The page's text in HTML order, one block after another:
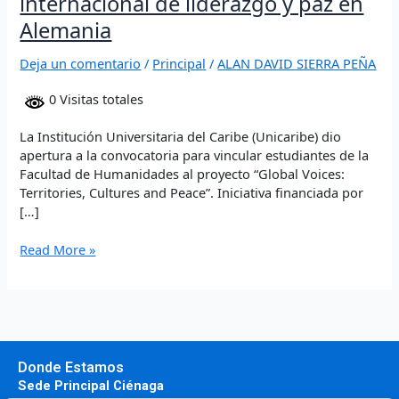
Alemania
Deja un comentario / Principal /ALAN DAVID SIERRA PEÑA
0 Visitas totales
La Institución Universitaria del Caribe (Unicaribe) dio
apertura a la convocatoria para vincular estudiantes de la
Facultad de Humanidades al proyecto “Global Voices:
Territories, Cultures and Peace”. Iniciativa financiada por
[…]
Read More »
Donde Estamos
Sede Principal Ciénaga